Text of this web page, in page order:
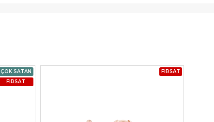
ÇOK SATAN
FIRSAT
FIRSAT